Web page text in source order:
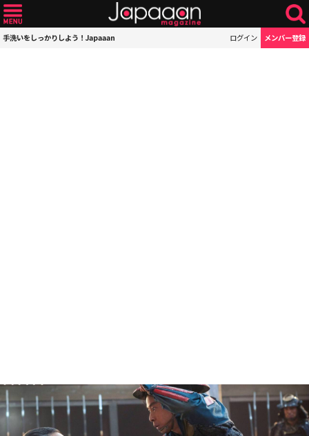
手洗いをしっかりしよう！Japaaan ログイン メンバー登録